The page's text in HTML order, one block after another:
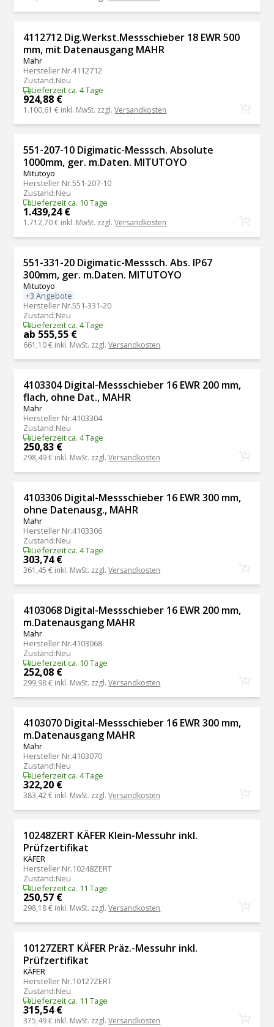
4112712 Dig.Werkst.Messschieber 18 EWR 500
mm, mit Datenausgang MAHR
Mahr
Hersteller Nr.4112712
Zustand:Neu
Lieferzeit ca. 4 Tage
924,88 €
1.100,61 € inkl. MwSt. zzgl.Versandkosten
551-207-10 Digimatic-Messsch. Absolute
1000mm, ger. m.Daten. MITUTOYO
Mitutoyo
Hersteller Nr.551-207-10
Zustand:Neu
Lieferzeit ca. 10 Tage
1.439,24 €
1.712,70 € inkl. MwSt. zzgl.Versandkosten
551-331-20 Digimatic-Messsch. Abs. IP67
300mm, ger. m.Daten. MITUTOYO
Mitutoyo
+3 Angebote
Hersteller Nr.551-331-20
Zustand:Neu
Lieferzeit ca. 4 Tage
ab 555,55 €
661,10 € inkl. MwSt. zzgl.Versandkosten
4103304 Digital-Messschieber 16 EWR 200 mm,
flach, ohne Dat., MAHR
Mahr
Hersteller Nr.4103304
Zustand:Neu
Lieferzeit ca. 4 Tage
250,83 €
298,49 € inkl. MwSt. zzgl.Versandkosten
4103306 Digital-Messschieber 16 EWR 300 mm,
ohne Datenausg., MAHR
Mahr
Hersteller Nr.4103306
Zustand:Neu
Lieferzeit ca. 4 Tage
303,74 €
361,45 € inkl. MwSt. zzgl.Versandkosten
4103068 Digital-Messschieber 16 EWR 200 mm,
m.Datenausgang MAHR
Mahr
Hersteller Nr.4103068
Zustand:Neu
Lieferzeit ca. 10 Tage
252,08 €
299,98 € inkl. MwSt. zzgl.Versandkosten
4103070 Digital-Messschieber 16 EWR 300 mm,
m.Datenausgang MAHR
Mahr
Hersteller Nr.4103070
Zustand:Neu
Lieferzeit ca. 4 Tage
322,20 €
383,42 € inkl. MwSt. zzgl.Versandkosten
10248ZERT KÄFER Klein-Messuhr inkl.
Prüfzertifikat
KÄFER
Hersteller Nr.10248ZERT
Zustand:Neu
Lieferzeit ca. 11 Tage
250,57 €
298,18 € inkl. MwSt. zzgl.Versandkosten
10127ZERT KÄFER Präz.-Messuhr inkl.
Prüfzertifikat
KÄFER
Hersteller Nr.10127ZERT
Zustand:Neu
Lieferzeit ca. 11 Tage
315,54 €
375,49 € inkl. MwSt. zzgl.Versandkosten